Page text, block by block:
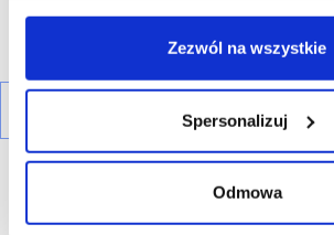
Zezwól na wszystkie
Spersonalizuj
Odmowa